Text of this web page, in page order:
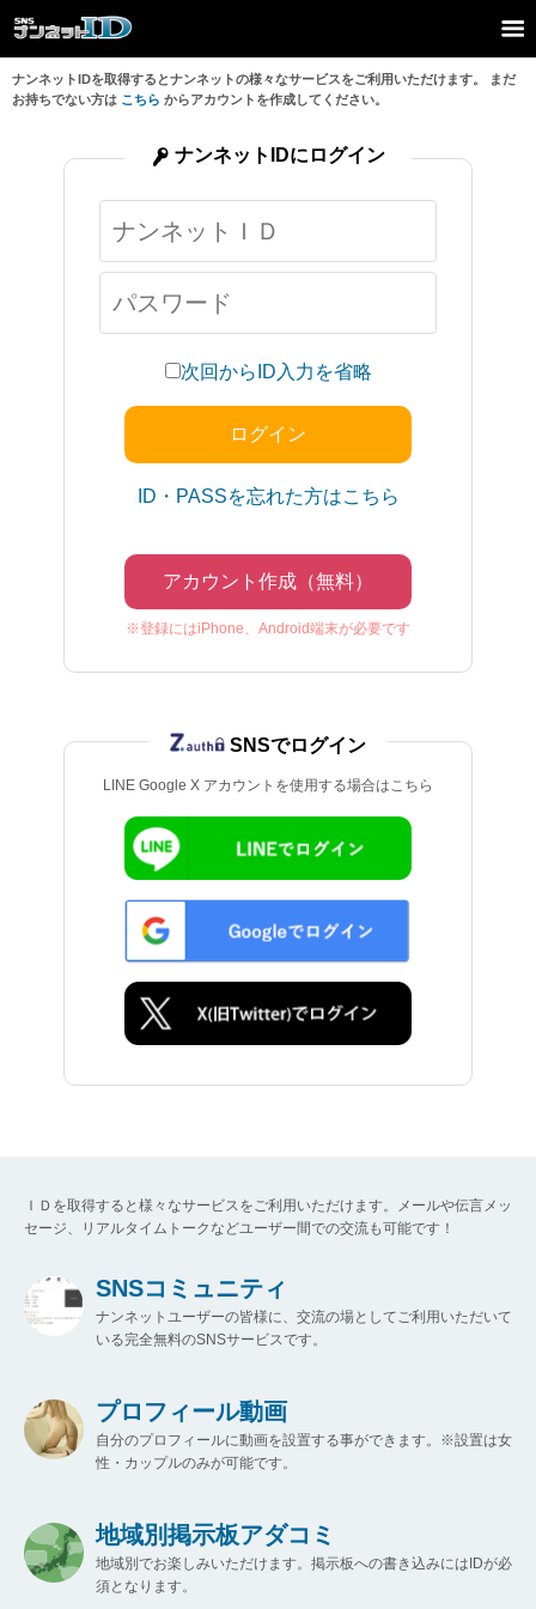
ナンネットIDを取得するとナンネットの様々なサービスをご利用いただけます。 まだ
お持ちでない方は こちら からアカウントを作成してください。
次回からID入力を省略
ID・PASSを忘れた方はこちら
アカウント作成（無料）
※登録にはiPhone、Android端末が必要です
ナンネットIDにログイン
LINE Google X アカウントを使用する場合はこちら
SNSでログイン
ＩＤを取得すると様々なサービスをご利用いただけます。メールや伝言メッ
セージ、リアルタイムトークなどユーザー間での交流も可能です！
SNSコミュニティ
ナンネットユーザーの皆様に、交流の場としてご利用いただいて
いる完全無料のSNSサービスです。
プロフィール動画
自分のプロフィールに動画を設置する事ができます。※設置は女
性・カップルのみが可能です。
地域別掲示板アダコミ
地域別でお楽しみいただけます。掲示板への書き込みにはIDが必
須となります。